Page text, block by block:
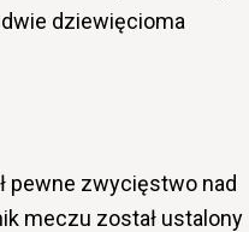
dziewięcioma
pewne zwycięstwo nad
meczu został ustalony